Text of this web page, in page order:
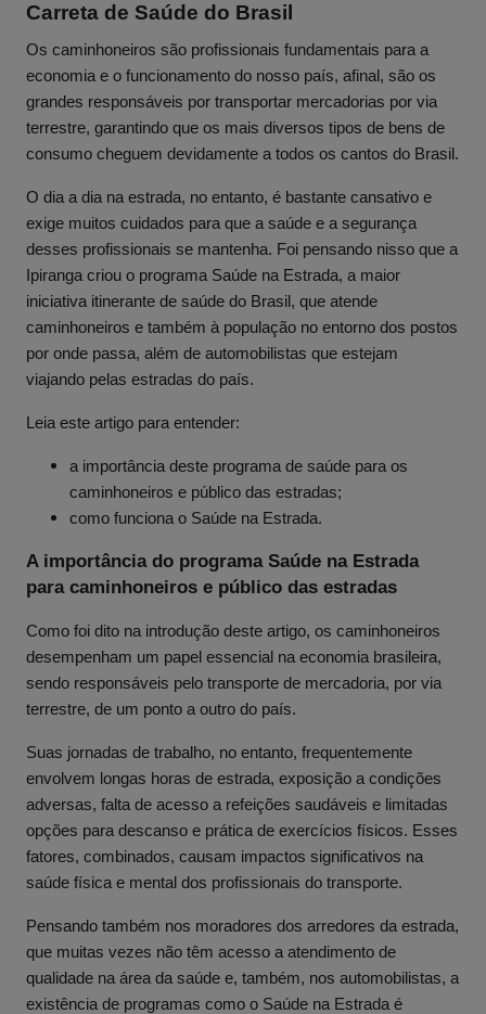
Carreta de Saúde do Brasil
Os caminhoneiros são profissionais fundamentais para a
economia e o funcionamento do nosso país, afinal, são os
grandes responsáveis por transportar mercadorias por via
terrestre, garantindo que os mais diversos tipos de bens de
consumo cheguem devidamente a todos os cantos do Brasil.
O dia a dia na estrada, no entanto, é bastante cansativo e
exige muitos cuidados para que a saúde e a segurança
desses profissionais se mantenha. Foi pensando nisso que a
Ipiranga criou o programa Saúde na Estrada, a maior
iniciativa itinerante de saúde do Brasil, que atende
caminhoneiros e também à população no entorno dos postos
por onde passa, além de automobilistas que estejam
viajando pelas estradas do país.
Leia este artigo para entender:
a importância deste programa de saúde para os
caminhoneiros e público das estradas;
como funciona o Saúde na Estrada.
A importância do programa Saúde na Estrada
para caminhoneiros e público das estradas
Como foi dito na introdução deste artigo, os caminhoneiros
desempenham um papel essencial na economia brasileira,
sendo responsáveis pelo transporte de mercadoria, por via
terrestre, de um ponto a outro do país.
Suas jornadas de trabalho, no entanto, frequentemente
envolvem longas horas de estrada, exposição a condições
adversas, falta de acesso a refeições saudáveis e limitadas
opções para descanso e prática de exercícios físicos. Esses
fatores, combinados, causam impactos significativos na
saúde física e mental dos profissionais do transporte.
Pensando também nos moradores dos arredores da estrada,
que muitas vezes não têm acesso a atendimento de
qualidade na área da saúde e, também, nos automobilistas, a
existência de programas como o Saúde na Estrada é